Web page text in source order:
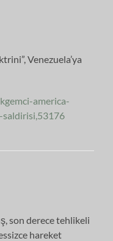
Venezuela’ya
america-
son derece tehlikeli
hareket